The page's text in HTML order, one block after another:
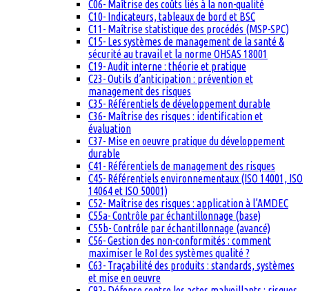
C06- Maîtrise des coûts liés à la non-qualité
C10- Indicateurs, tableaux de bord et BSC
C11- Maîtrise statistique des procédés (MSP-SPC)
C15- Les systèmes de management de la santé &
sécurité au travail et la norme OHSAS 18001
C19- Audit interne : théorie et pratique
C23- Outils d’anticipation : prévention et
management des risques
C35- Référentiels de développement durable
C36- Maîtrise des risques : identification et
évaluation
C37- Mise en oeuvre pratique du développement
durable
C41- Référentiels de management des risques
C45- Référentiels environnementaux (ISO 14001, ISO
14064 et ISO 50001)
C52- Maîtrise des risques : application à l’AMDEC
C55a- Contrôle par échantillonnage (base)
C55b- Contrôle par échantillonnage (avancé)
C56- Gestion des non-conformités : comment
maximiser le RoI des systèmes qualité ?
C63- Traçabilité des produits : standards, systèmes
et mise en oeuvre